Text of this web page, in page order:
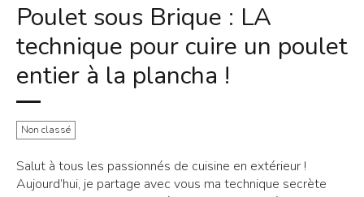
Poulet sous Brique : LA
technique pour cuire un poulet
entier à la plancha !
Non classé
Salut à tous les passionnés de cuisine en extérieur !
Aujourd’hui, je partage avec vous ma technique secrète